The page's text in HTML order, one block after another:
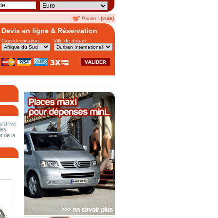
Panier : (vide)
Devis en ligne & Réservation
Pays/destination Ville de départ
de la